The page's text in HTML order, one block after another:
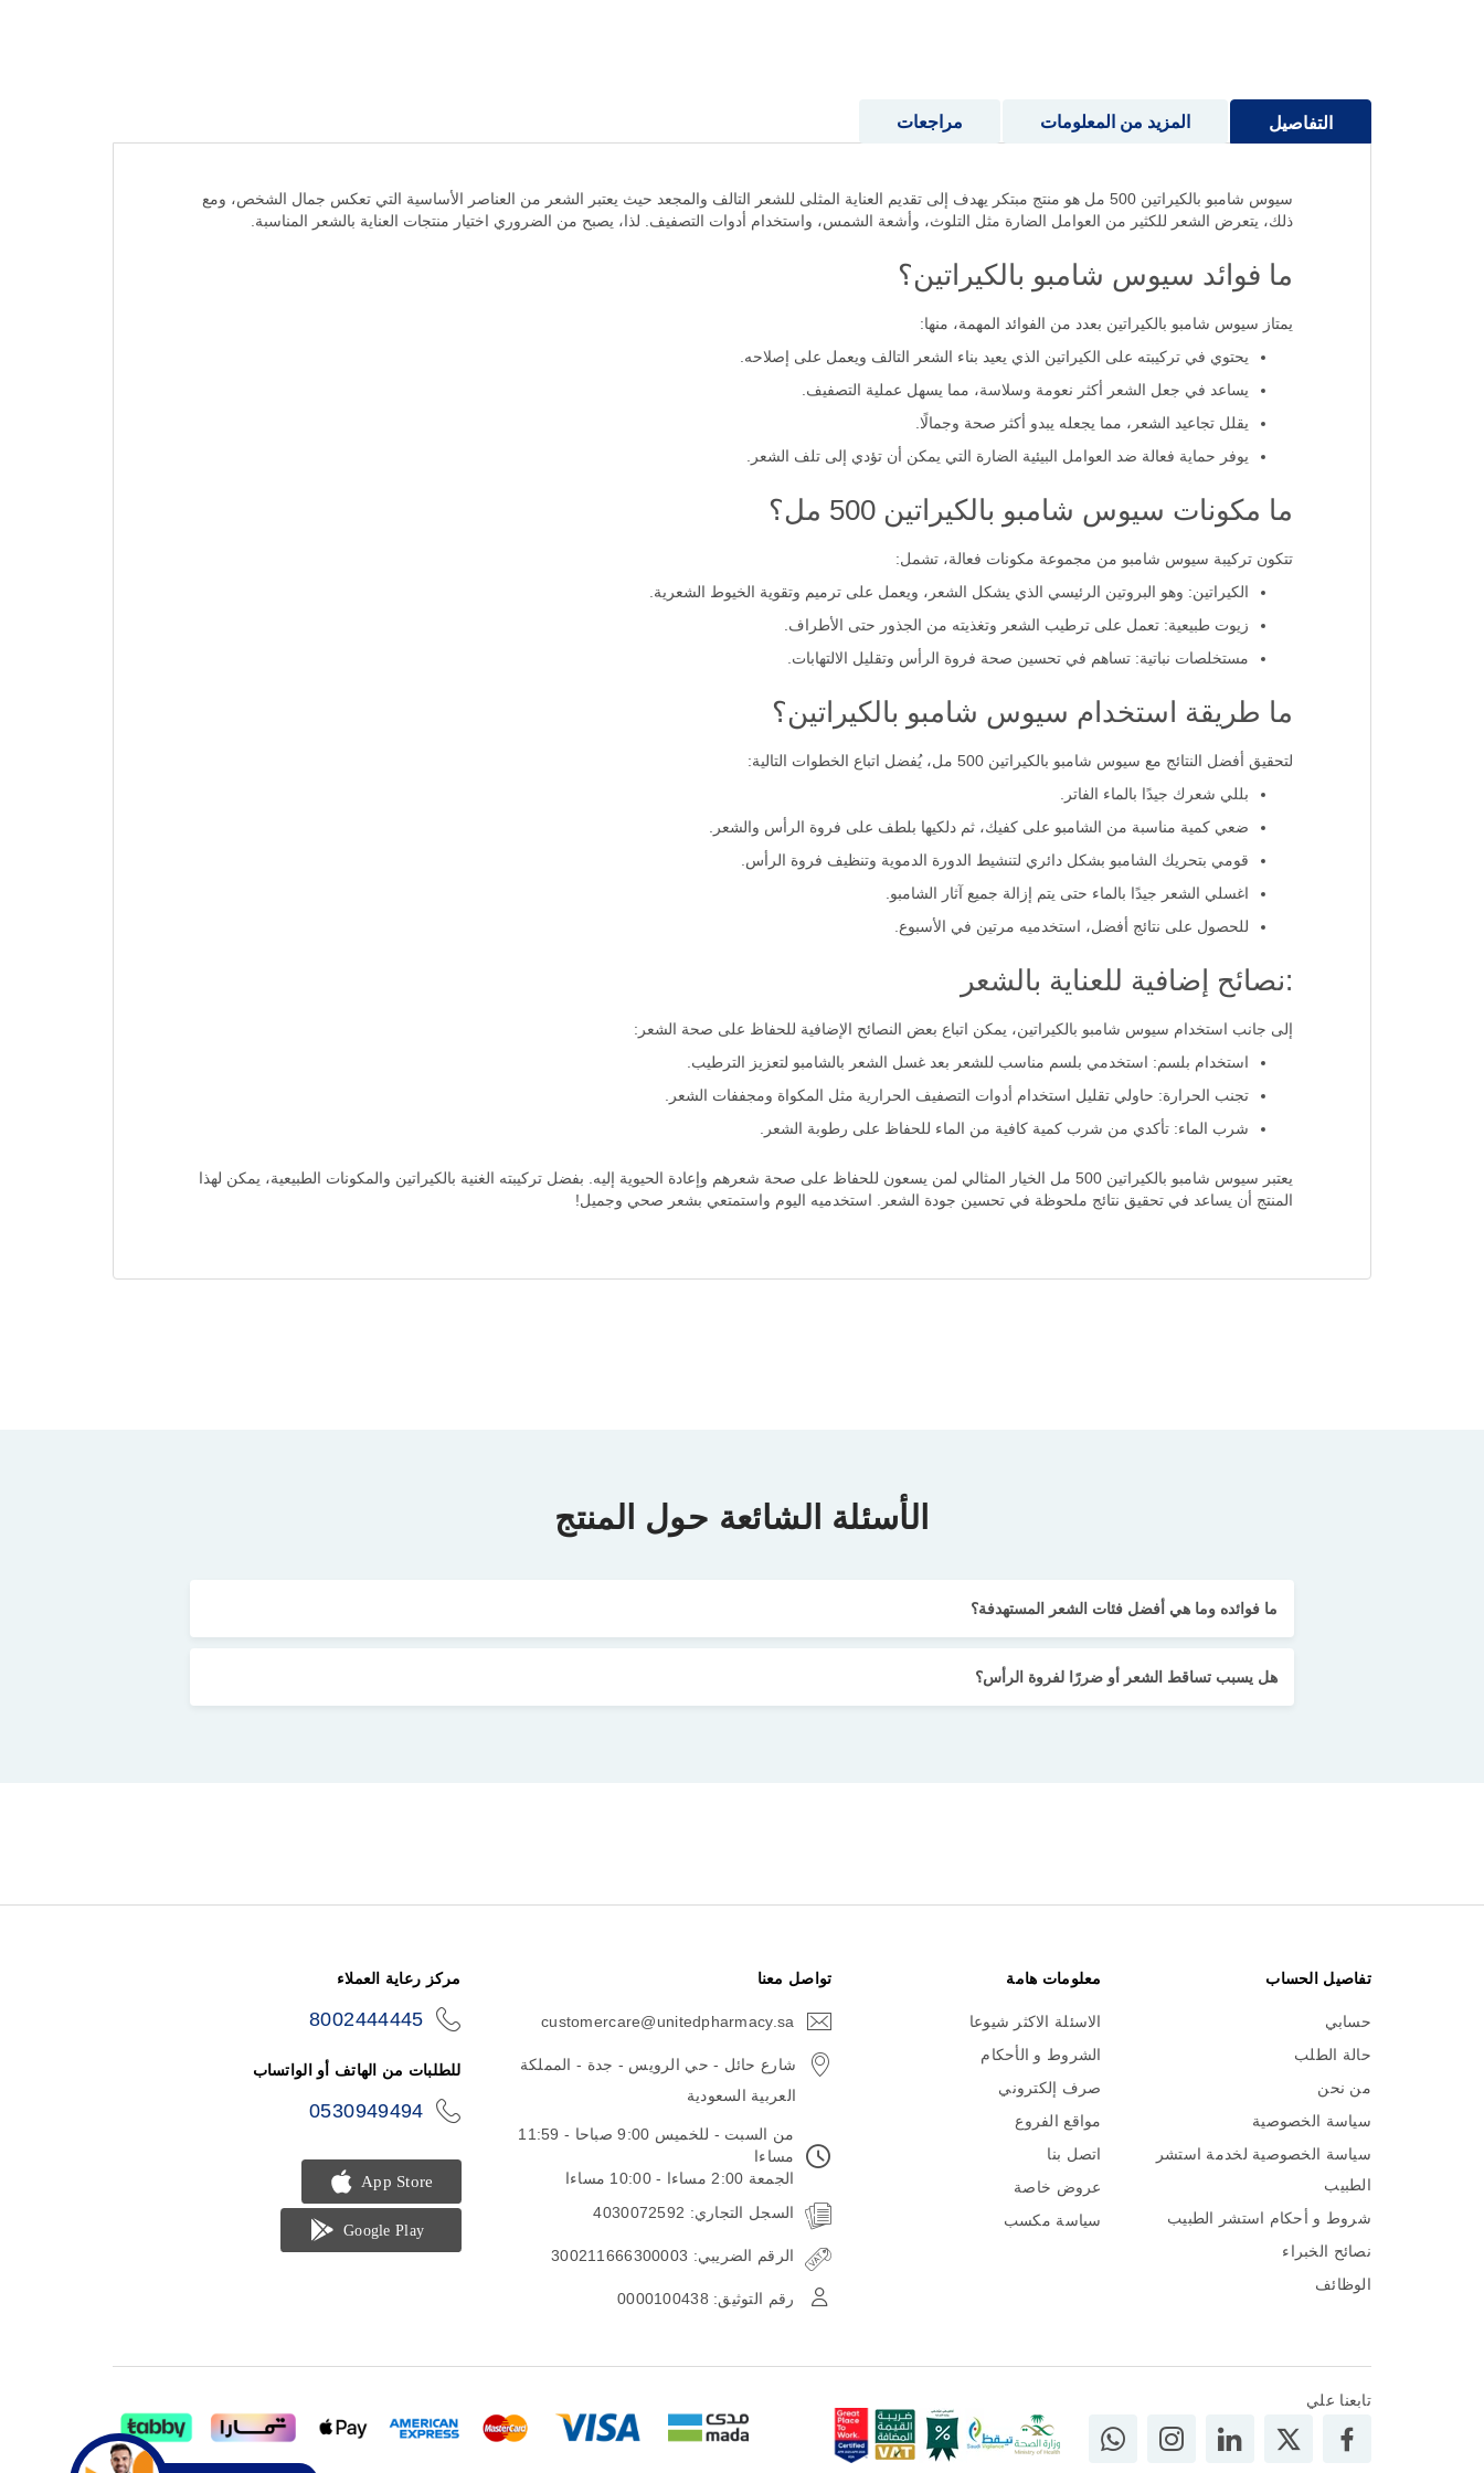
التفاصيل
سيوس شامبو بالكيراتين 500 مل هو منتج مبتكر يهدف إلى تقديم العناية المثلى للشعر التالف والمجعد حيث يعتبر الشعر من العناصر الأساسية التي تعكس جمال الشخص، ومع
ذلك، يتعرض الشعر للكثير من العوامل الضارة مثل التلوث، وأشعة الشمس، واستخدام أدوات التصفيف. لذا، يصبح من الضروري اختيار منتجات العناية بالشعر المناسبة.
ما فوائد سيوس شامبو بالكيراتين؟
يمتاز سيوس شامبو بالكيراتين بعدد من الفوائد المهمة، منها:
يحتوي في تركيبته على الكيراتين الذي يعيد بناء الشعر التالف ويعمل على إصلاحه.
يساعد في جعل الشعر أكثر نعومة وسلاسة، مما يسهل عملية التصفيف.
يقلل تجاعيد الشعر، مما يجعله يبدو أكثر صحة وجمالًا.
يوفر حماية فعالة ضد العوامل البيئية الضارة التي يمكن أن تؤدي إلى تلف الشعر.
ما مكونات سيوس شامبو بالكيراتين 500 مل؟
تتكون تركيبة سيوس شامبو من مجموعة مكونات فعالة، تشمل:
الكيراتين: وهو البروتين الرئيسي الذي يشكل الشعر، ويعمل على ترميم وتقوية الخيوط الشعرية.
زيوت طبيعية: تعمل على ترطيب الشعر وتغذيته من الجذور حتى الأطراف.
مستخلصات نباتية: تساهم في تحسين صحة فروة الرأس وتقليل الالتهابات.
ما طريقة استخدام سيوس شامبو بالكيراتين؟
لتحقيق أفضل النتائج مع سيوس شامبو بالكيراتين 500 مل، يُفضل اتباع الخطوات التالية:
بللي شعرك جيدًا بالماء الفاتر.
ضعي كمية مناسبة من الشامبو على كفيك، ثم دلكيها بلطف على فروة الرأس والشعر.
قومي بتحريك الشامبو بشكل دائري لتنشيط الدورة الدموية وتنظيف فروة الرأس.
اغسلي الشعر جيدًا بالماء حتى يتم إزالة جميع آثار الشامبو.
للحصول على نتائج أفضل، استخدميه مرتين في الأسبوع.
:نصائح إضافية للعناية بالشعر
إلى جانب استخدام سيوس شامبو بالكيراتين، يمكن اتباع بعض النصائح الإضافية للحفاظ على صحة الشعر:
استخدام بلسم: استخدمي بلسم مناسب للشعر بعد غسل الشعر بالشامبو لتعزيز الترطيب.
تجنب الحرارة: حاولي تقليل استخدام أدوات التصفيف الحرارية مثل المكواة ومجففات الشعر.
شرب الماء: تأكدي من شرب كمية كافية من الماء للحفاظ على رطوبة الشعر.
يعتبر سيوس شامبو بالكيراتين 500 مل الخيار المثالي لمن يسعون للحفاظ على صحة شعرهم وإعادة الحيوية إليه. بفضل تركيبته الغنية بالكيراتين والمكونات الطبيعية، يمكن لهذا
المنتج أن يساعد في تحقيق نتائج ملحوظة في تحسين جودة الشعر. استخدميه اليوم واستمتعي بشعر صحي وجميل!
المزيد من المعلومات مراجعات
الأسئلة الشائعة حول المنتج
ما فوائده وما هي أفضل فئات الشعر المستهدفة؟
هل يسبب تساقط الشعر أو ضررًا لفروة الرأس؟
تفاصيل الحساب
حسابي
حالة الطلب
من نحن
سياسة الخصوصية
سياسة الخصوصية لخدمة استشر
الطبيب
شروط و أحكام استشر الطبيب
نصائح الخبراء
الوظائف
معلومات هامة
الاسئلة الاكثر شيوعا
الشروط و الأحكام
صرف إلكتروني
مواقع الفروع
اتصل بنا
عروض خاصة
سياسة مكسب
تواصل معنا
customercare@unitedpharmacy.sa
شارع حائل - حي الرويس - جدة - المملكة
العربية السعودية
من السبت - للخميس 9:00 صباحا - 11:59
مساءا
الجمعة 2:00 مساءا - 10:00 مساءا
السجل التجاري: 4030072592
الرقم الضريبي: 300211666300003
رقم التوثيق: 0000100438
مركز رعاية العملاء
8002444445
للطلبات من الهاتف أو الواتساب
0530949494
تابعنا علي